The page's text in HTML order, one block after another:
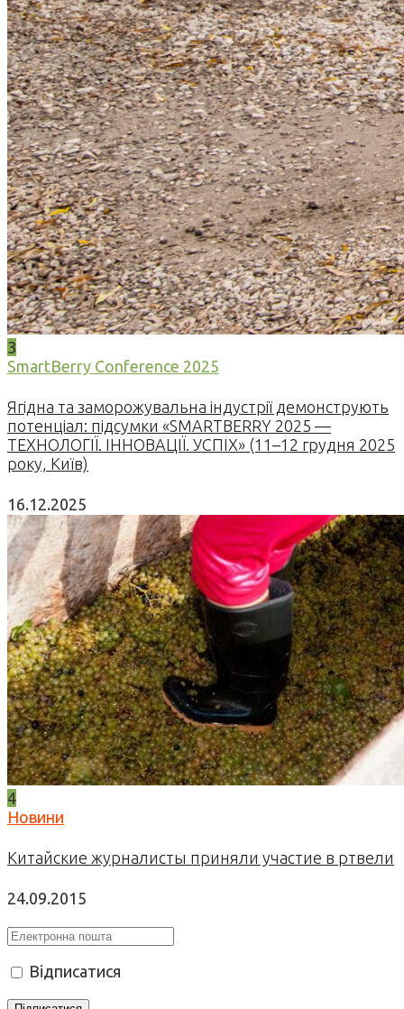
3
SmartBerry Conference 2025
Ягідна та заморожувальна індустрії демонструють
потенціал: підсумки «SMARTBERRY 2025 —
ТЕХНОЛОГІЇ. ІННОВАЦІЇ. УСПІХ» (11–12 грудня 2025
року, Київ)
16.12.2025
4
Новини
Китайские журналисты приняли участие в ртвели
24.09.2015
Відписатися